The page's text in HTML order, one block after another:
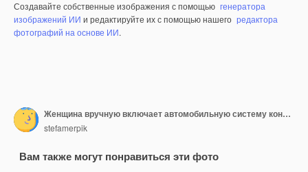
Создавайте собственные изображения с помощью генератора
изображений ИИ и редактируйте их с помощью нашего редактора
фотографий на основе ИИ.
Женщина вручную включает автомобильную систему кондиционирования воздуха, автомобильный кондиционер на кнопке выключения крупным планом
stefamerpik
Вам также могут понравиться эти фото